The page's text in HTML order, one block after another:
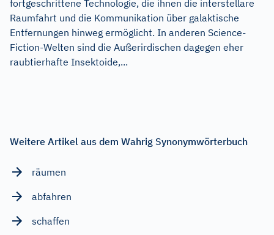
fortgeschrittene Technologie, die ihnen die interstellare
Raumfahrt und die Kommunikation über galaktische
Entfernungen hinweg ermöglicht. In anderen Science-
Fiction-Welten sind die Außerirdischen dagegen eher
raubtierhafte Insektoide,...
Weitere Artikel aus dem Wahrig Synonymwörterbuch
räumen
abfahren
schaffen